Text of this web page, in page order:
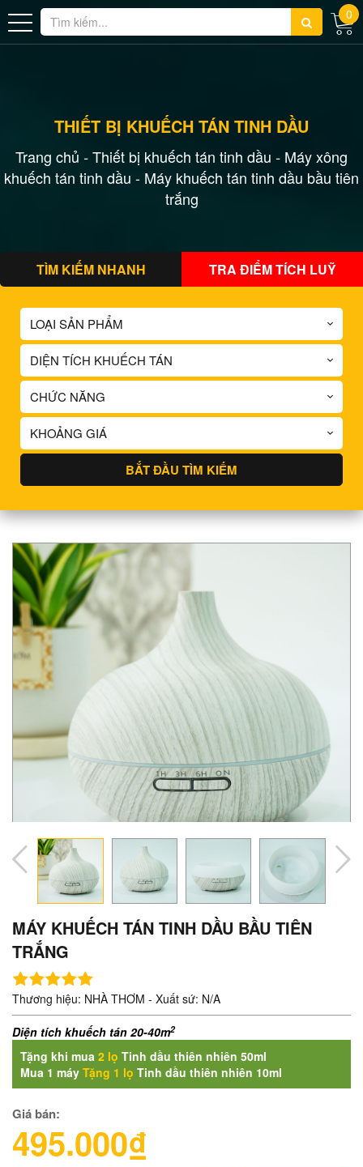
0
THIẾT BỊ KHUẾCH TÁN TINH DẦU
Trang chủ - Thiết bị khuếch tán tinh dầu - Máy xông
khuếch tán tinh dầu - Máy khuếch tán tinh dầu bầu tiên
trắng
TÌM KIẾM NHANH TRA ĐIỂM TÍCH LUỸ
LOẠI SẢN PHẨM
DIỆN TÍCH KHUẾCH TÁN
CHỨC NĂNG
KHOẢNG GIÁ
BẮT ĐẦU TÌM KIẾM
MÁY KHUẾCH TÁN TINH DẦU BẦU TIÊN
TRẮNG
Thương hiệu: NHÀ THƠM - Xuất sứ: N/A
Diện tích khuếch tán 20-40m2
Tặng khi mua 2 lọ Tinh dầu thiên nhiên 50ml
Mua 1 máy Tặng 1 lọ Tinh dầu thiên nhiên 10ml
Giá bán:
495.000₫